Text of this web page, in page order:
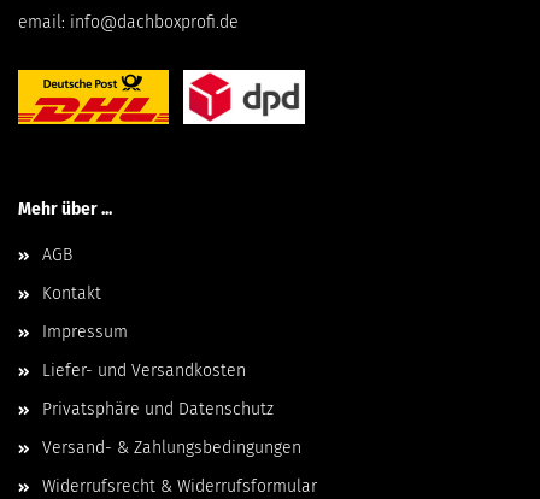
email: info@dachboxprofi.de
Mehr über ...
AGB
Kontakt
Impressum
Liefer- und Versandkosten
Privatsphäre und Datenschutz
Versand- & Zahlungsbedingungen
Widerrufsrecht & Widerrufsformular